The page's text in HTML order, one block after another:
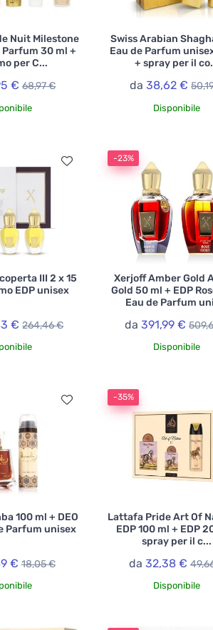
Nuit Milestone
Parfum 30 ml +
per C...
€ 68,97 €
Swiss Arabian
Eau de Parfum
+ spray per il
da38,62 €
Disponibile
III 2 x 15
EDP unisex
€ 264,46 €
-23%
Xerjoff Amber Gold
Gold 50 ml + EDP
Eau de Parfum
da 391,99 €
Disponibile
100 ml + DEO
Parfum unisex
€ 18,05 €
-35%
Lattafa Pride Art Of
EDP 100 ml + EDP
spray per il c...
da32,38 €
Disponibile